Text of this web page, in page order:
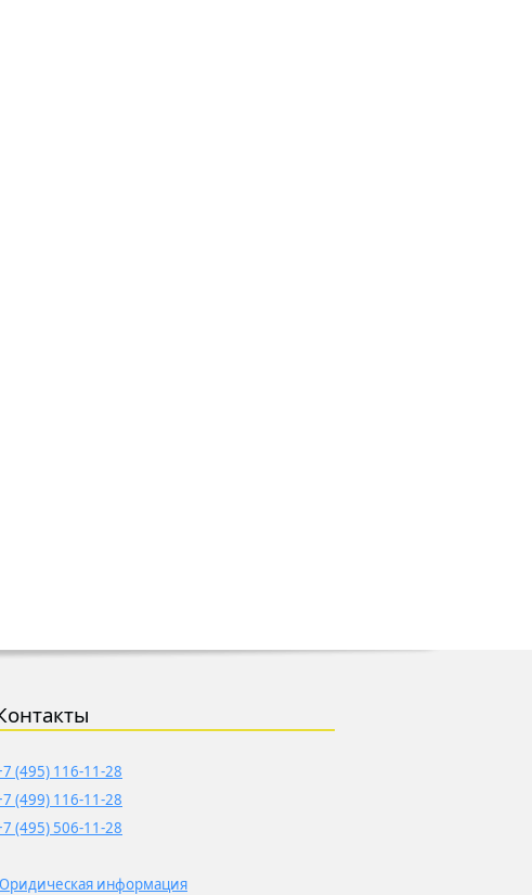
(495) 116-11-28
(499) 116-11-28
(495) 506-11-28
информация